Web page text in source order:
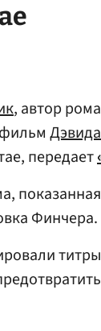
, автор
передает
Финчера.